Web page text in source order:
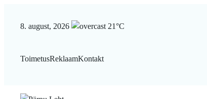
8. august, 2026 21°C
ToimetusReklaamKontakt